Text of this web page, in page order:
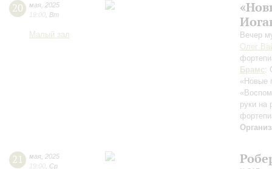
20 мая 2025
19:00 Вт
Малый зал
Вечер
Олег
Брамс:
«Новые
руки на
21 мая 2025
19:00 Ср